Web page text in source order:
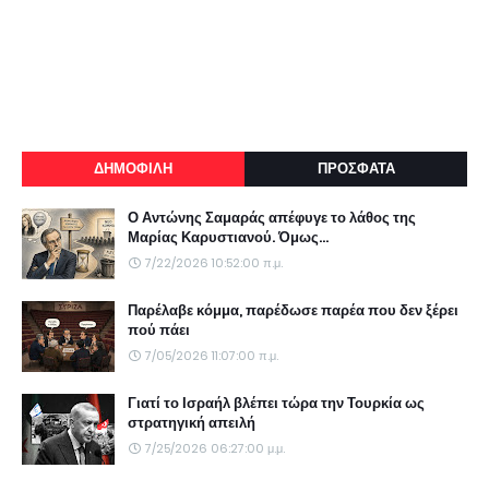
ΔΗΜΟΦΙΛΗ ΠΡΟΣΦΑΤΑ
Ο Αντώνης Σαμαράς απέφυγε το λάθος της
Μαρίας Καρυστιανού. Όμως...
7/22/2026 10:52:00 π.μ.
Παρέλαβε κόμμα, παρέδωσε παρέα που δεν ξέρει
πού πάει
7/05/2026 11:07:00 π.μ.
Γιατί το Ισραήλ βλέπει τώρα την Τουρκία ως
στρατηγική απειλή
7/25/2026 06:27:00 μ.μ.